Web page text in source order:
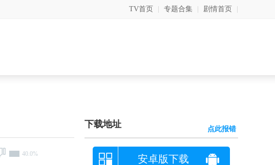
TV首页 专题合集 剧情首页
40.0%
下载地址 点此报错
安卓版下载